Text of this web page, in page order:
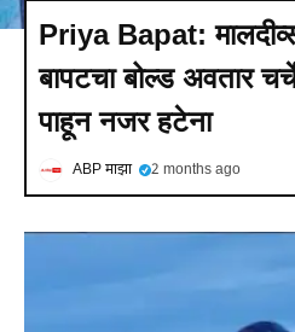
Priya Bapat:
बापटचा बोल्ड अवतार
पाहून नजर हटेना
ABP माझा 2 months ago